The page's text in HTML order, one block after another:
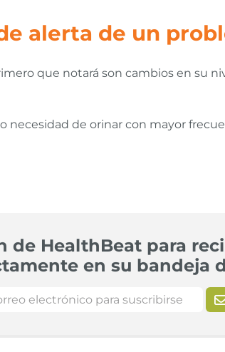
alerta de un
que notará son cambios en su
necesidad de orinar con mayor
de HealthBeat para
en su bandeja